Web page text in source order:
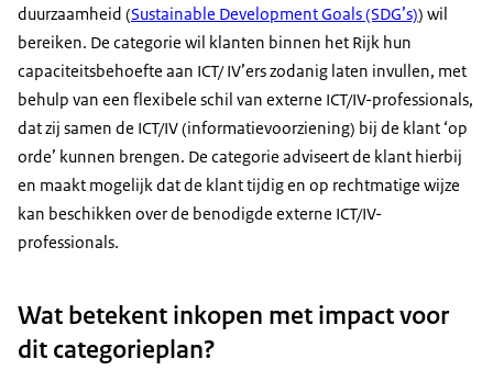
duurzaamheid (Sustainable Development Goals(SDG’s)) wil
bereiken. De categorie wil klanten binnen het Rijk hun
capaciteitsbehoefte aan ICT/ IV’ers zodanig laten invullen, met
behulp van een flexibele schil van externe ICT/IV-professionals,
dat zij samen de ICT/IV (informatievoorziening) bij de klant ‘op
orde’ kunnen brengen. De categorie adviseert de klant hierbij
en maakt mogelijk dat de klant tijdig en op rechtmatige wijze
kan beschikken over de benodigde externe ICT/IV-
professionals.
Wat betekent inkopen met impact voor
dit categorieplan?